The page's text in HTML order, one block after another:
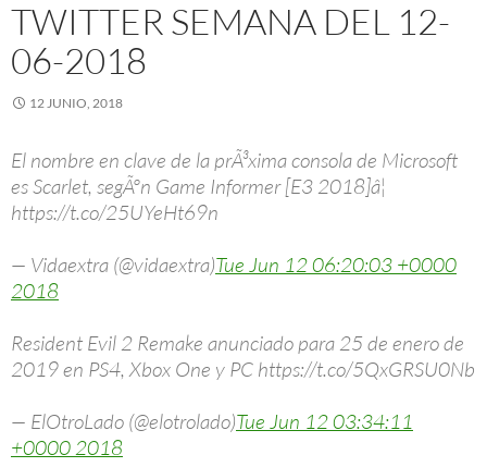
TWITTER SEMANA DEL 12-
06-2018
12 JUNIO, 2018
El nombre en clave de la prÃ³xima consola de Microsoft
es Scarlet, segÃºn Game Informer [E3 2018]â¦
https://t.co/25UYeHt69n
— Vidaextra (@vidaextra)Tue Jun 12 06:20:03 +0000
2018
Resident Evil 2 Remake anunciado para 25 de enero de
2019 en PS4, Xbox One y PC https://t.co/5QxGRSU0Nb
— ElOtroLado (@elotrolado)Tue Jun 12 03:34:11
+0000 2018